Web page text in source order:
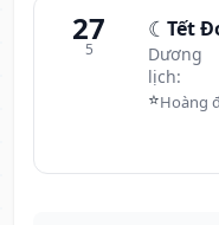
27
5
☾ Tết
Dương
lịch:
⭐Hoàng